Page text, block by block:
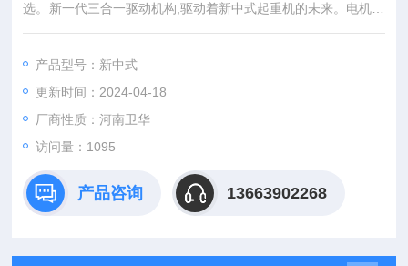
选。新一代三合一驱动机构,驱动着新中式起重机的未来。电机结
构设计驱动电机一、电磁设计有限元计算并优化产品
产品型号：新中式
更新时间：2024-04-18
厂商性质：河南卫华
访问量： 1095
产品咨询 13663902268